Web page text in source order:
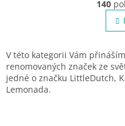
140
V této kategorii Vám
renomovaných značek ze
jedné o značku LittleDutch,
Lemonada.